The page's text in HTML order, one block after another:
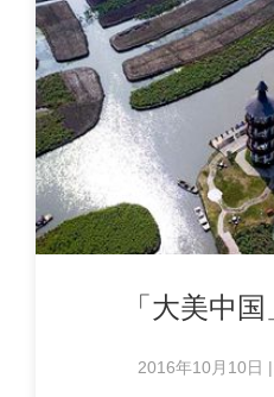
「大美中
2016年10月10日